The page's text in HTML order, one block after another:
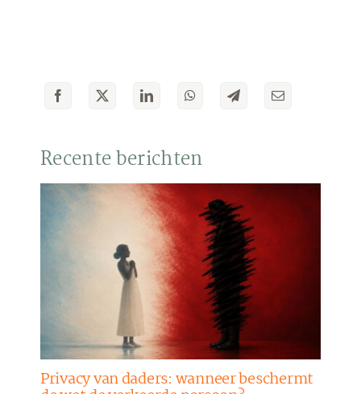
Recente berichten
Privacy van daders: wanneer beschermt